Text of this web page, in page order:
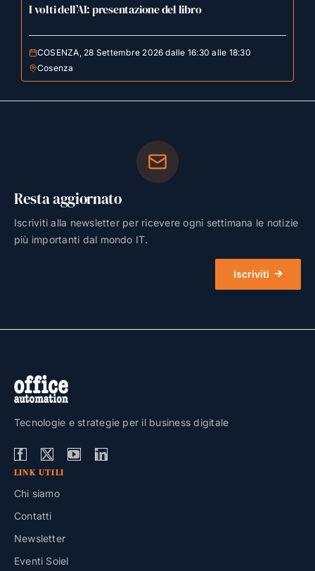
I volti dell’AI: presentazione del libro
COSENZA, 28 Settembre 2026 dalle 16:30 alle 18:30
Cosenza
Resta aggiornato
Iscriviti alla newsletter per ricevere ogni settimana le notizie
più importanti dal mondo IT.
Iscriviti
Tecnologie e strategie per il business digitale
LINK UTILI
Chi siamo
Contatti
Newsletter
Eventi Soiel